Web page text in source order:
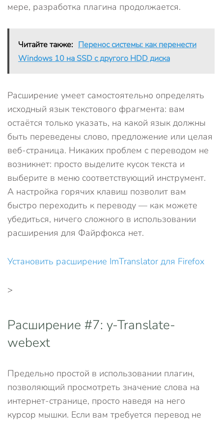
мере, разработка плагина продолжается.
Читайте также: Перенос системы: как перенести
Windows 10 на SSD с другого HDD диска
Расширение умеет самостоятельно определять
исходный язык текстового фрагмента: вам
остаётся только указать, на какой язык должны
быть переведены слово, предложение или целая
веб-страница. Никаких проблем с переводом не
возникнет: просто выделите кусок текста и
выберите в меню соответствующий инструмент.
А настройка горячих клавиш позволит вам
быстро переходить к переводу — как можете
убедиться, ничего сложного в использовании
расширения для Файрфокса нет.
Установить расширение ImTranslator для Firefox
>
Расширение #7: y-Translate-
webext
Предельно простой в использовании плагин,
позволяющий просмотреть значение слова на
интернет-странице, просто наведя на него
курсор мышки. Если вам требуется перевод не